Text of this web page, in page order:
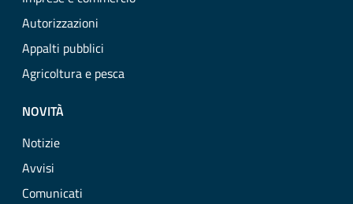
Autorizzazioni
Appalti pubblici
Agricoltura e pesca
NOVITÀ
Notizie
Avvisi
Comunicati